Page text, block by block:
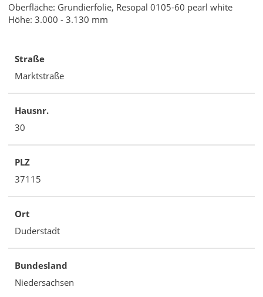
Oberfläche: Grundierfolie, Resopal 0105-60 pearl white
Höhe: 3.000 - 3.130 mm
Straße
Marktstraße
Hausnr.
30
PLZ
37115
Ort
Duderstadt
Bundesland
Niedersachsen